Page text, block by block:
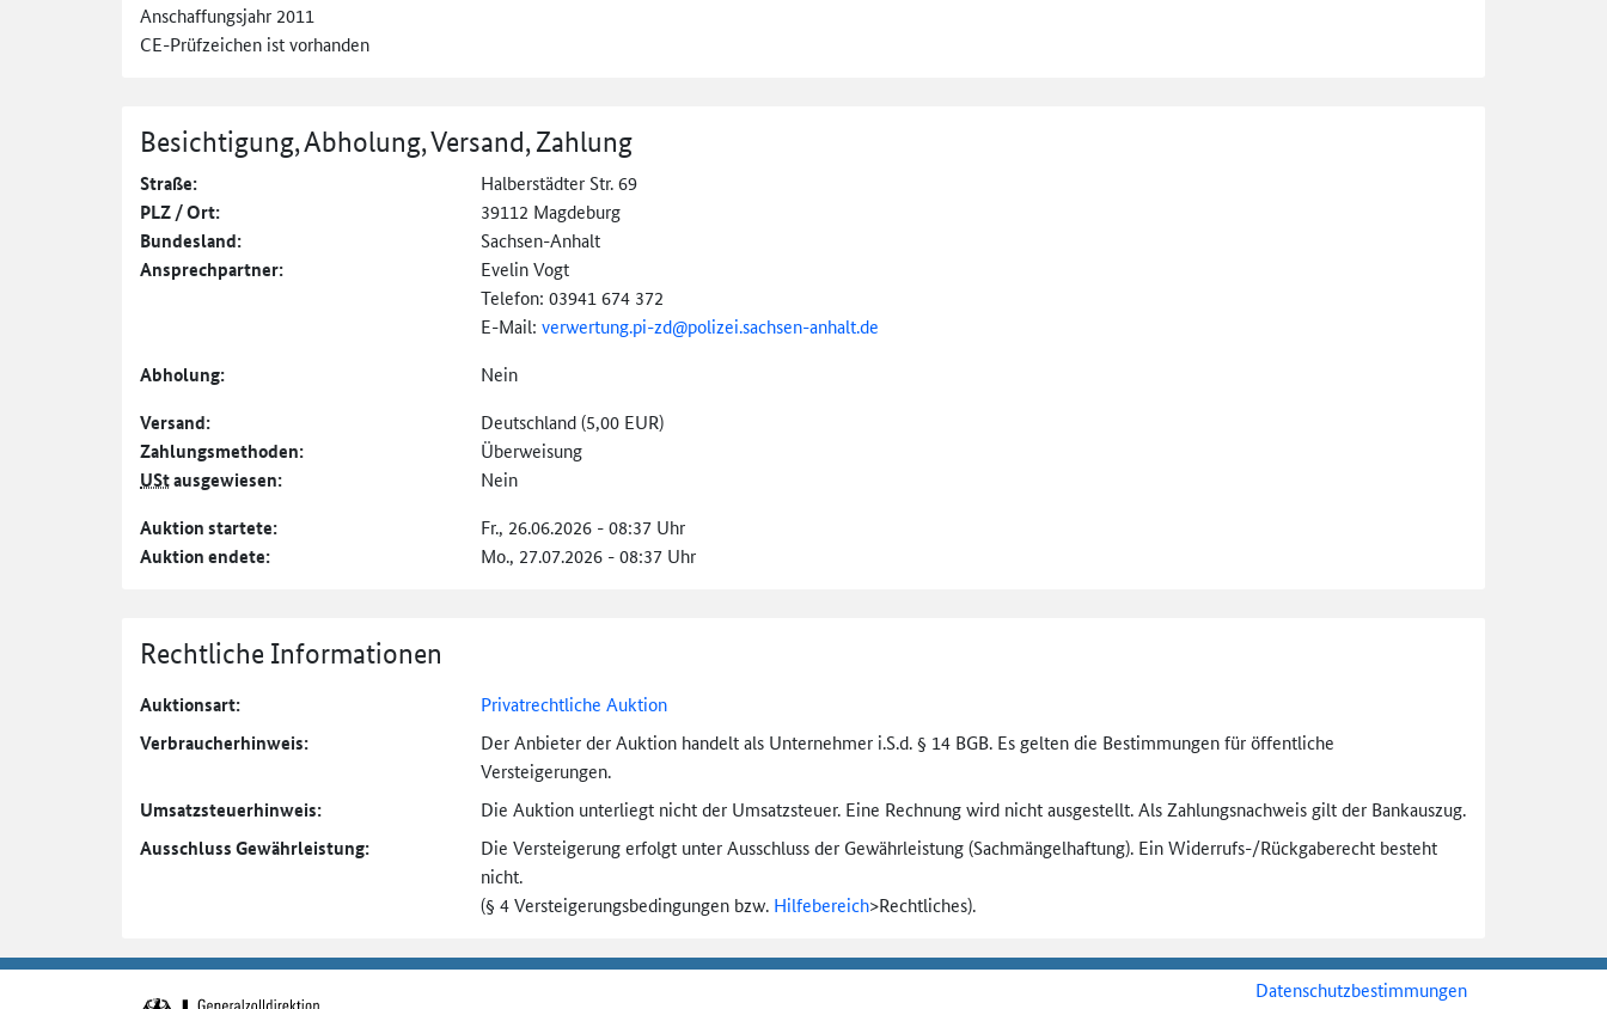
Anschaffungsjahr 2011
CE-Prüfzeichen ist vorhanden
Besichtigung, Abholung, Versand, Zahlung
Straße: Halberstädter Str. 69
PLZ / Ort: 39112 Magdeburg
Bundesland: Sachsen-Anhalt
Ansprechpartner:
Evelin Vogt
Telefon: 03941 674 372
E-Mail: verwertung.pi-zd@polizei.sachsen-anhalt.de
Abholung: Nein
Versand: Deutschland (5,00 EUR)
Zahlungs­methoden: Überweisung
UStausgewiesen: Nein
Auktion startete: Fr., 26.06.2026 - 08:37 Uhr
Auktion endete: Mo., 27.07.2026 - 08:37 Uhr
Rechtliche Informationen
Auktionsart: Privatrechtliche Auktion
Verbraucher­hinweis:
Der Anbieter der Auktion handelt als Unternehmer i.S.d. § 14 BGB. Es gelten die Bestimmungen für öffentliche
Versteigerungen.
Umsatzsteuer­hinweis: Die Auktion unterliegt nicht der Umsatzsteuer. Eine Rechnung wird nicht ausgestellt. Als Zahlungsnachweis gilt der Bankauszug.
Ausschluss Gewährleistung: Die Versteigerung erfolgt unter Ausschluss der Gewährleistung (Sachmängel­haftung). Ein Widerrufs-/Rückgaberecht besteht
nicht.
(§ 4 Versteigerungs­bedingungen bzw. Hilfebereich>Rechtliches).
Datenschutzbestimmungen